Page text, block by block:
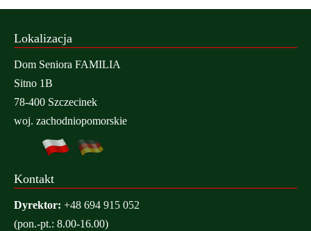
Lokalizacja
Dom Seniora FAMILIA
Sitno 1B
78-400 Szczecinek
woj. zachodniopomorskie
Kontakt
Dyrektor: +48 694 915 052
(pon.-pt.: 8.00-16.00)